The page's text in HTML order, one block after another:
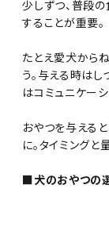
少しずつ、普段
することが重要。
たとえ愛犬から
う。与える時は
はコミュニケー
おやつを与える
に。タイミングと
■犬のおやつの